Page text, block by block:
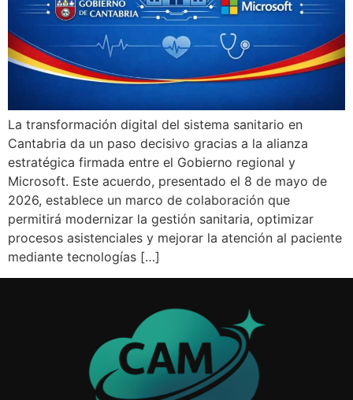
La transformación digital del sistema sanitario en
Cantabria da un paso decisivo gracias a la alianza
estratégica firmada entre el Gobierno regional y
Microsoft. Este acuerdo, presentado el 8 de mayo de
2026, establece un marco de colaboración que
permitirá modernizar la gestión sanitaria, optimizar
procesos asistenciales y mejorar la atención al paciente
mediante tecnologías […]